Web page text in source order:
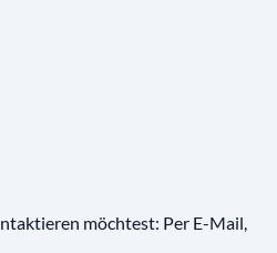
möchtest: Per E-Mail,